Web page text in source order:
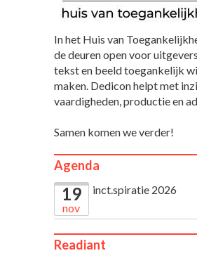
In het Huis van
de deuren open voor
tekst en beeld toegankelijk
maken. Dedicon helpt met
vaardigheden, productie en
Samen komen we verder!
Agenda
19
nov
inct.spiratie 2026
Readiant